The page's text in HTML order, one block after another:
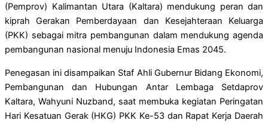
(Pemprov) Kalimantan Utara (Kaltara) mendukung peran dan
kiprah Gerakan Pemberdayaan dan Kesejahteraan Keluarga
(PKK) sebagai mitra pembangunan dalam mendukung agenda
pembangunan nasional menuju Indonesia Emas 2045.
Penegasan ini disampaikan Staf Ahli Gubernur Bidang Ekonomi,
Pembangunan dan Hubungan Antar Lembaga Setdaprov
Kaltara, Wahyuni Nuzband, saat membuka kegiatan Peringatan
Hari Kesatuan Gerak (HKG) PKK Ke-53 dan Rapat Kerja Daerah